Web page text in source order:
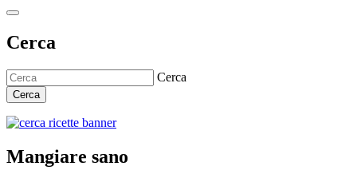
Cerca
Cerca
Cerca
Mangiare sano